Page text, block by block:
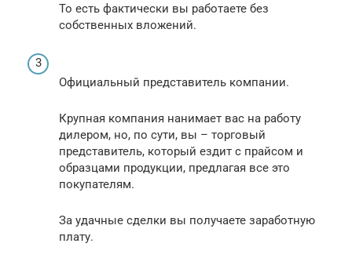
То есть фактически вы работаете без
собственных вложений.
Официальный представитель компании.
Крупная компания нанимает вас на работу
дилером, но, по сути, вы – торговый
представитель, который ездит с прайсом и
образцами продукции, предлагая все это
покупателям.
За удачные сделки вы получаете заработную
плату.